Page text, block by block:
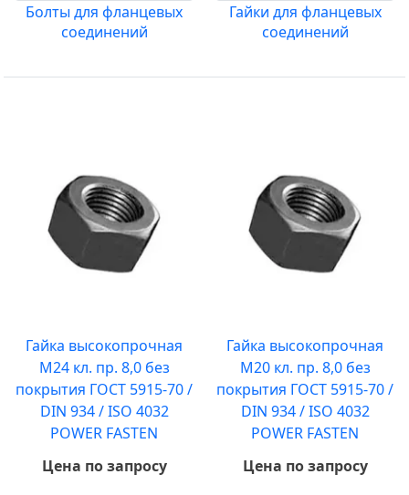
Болты для фланцевых
соединений
Гайки для фланцевых
соединений
Гайка высокопрочная
М24 кл. пр. 8,0 без
покрытия ГОСТ 5915-70 /
DIN 934 / ISO 4032
POWER FASTEN
Цена по запросу
Гайка высокопрочная
М20 кл. пр. 8,0 без
покрытия ГОСТ 5915-70 /
DIN 934 / ISO 4032
POWER FASTEN
Цена по запросу